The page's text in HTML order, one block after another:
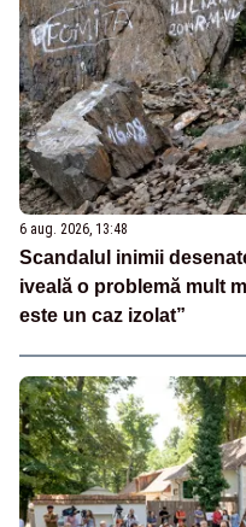
6 aug. 2026, 13:48
Scandalul inimii
iveală o problemă mult
este un caz izolat”